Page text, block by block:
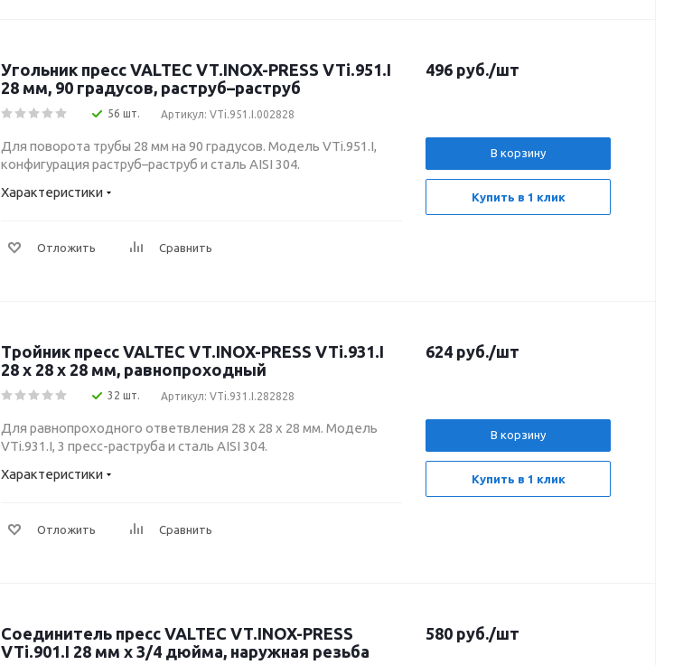
Угольник пресс VALTEC VT.INOX-PRESS VTi.951.I
28 мм, 90 градусов, раструб–раструб
56 шт. Артикул: VTi.951.I.002828
Для поворота трубы 28 мм на 90 градусов. Модель VTi.951.I,
конфигурация раструб–раструб и сталь AISI 304.
Характеристики
Отложить Сравнить
496 руб./шт
В корзину
Купить в 1 клик
Тройник пресс VALTEC VT.INOX-PRESS VTi.931.I
28 x 28 x 28 мм, равнопроходный
32 шт. Артикул: VTi.931.I.282828
Для равнопроходного ответвления 28 x 28 x 28 мм. Модель
VTi.931.I, 3 пресс-раструба и сталь AISI 304.
Характеристики
Отложить Сравнить
624 руб./шт
В корзину
Купить в 1 клик
Соединитель пресс VALTEC VT.INOX-PRESS
VTi.901.I 28 мм x 3/4 дюйма, наружная резьба
580 руб./шт